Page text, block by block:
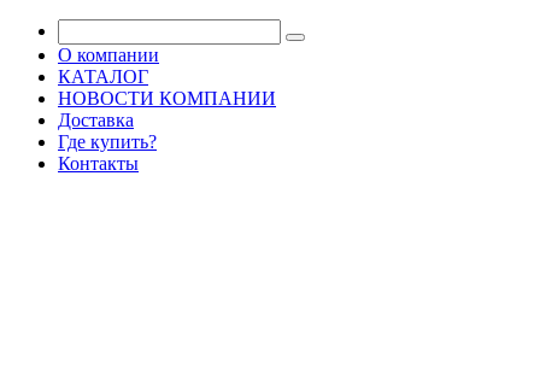
О компании
КАТАЛОГ
НОВОСТИ КОМПАНИИ
Доставка
Где купить?
Контакты